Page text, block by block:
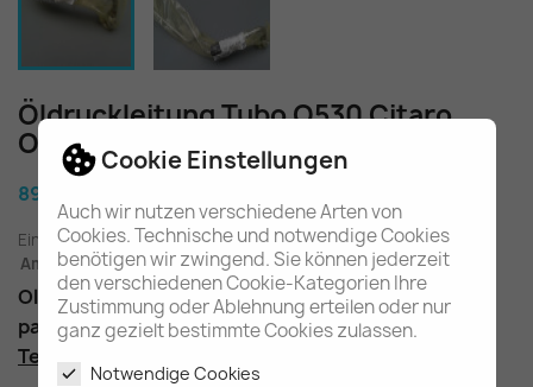
Cookie Einstellungen
Auch wir nutzen verschiedene Arten von
Cookies. Technische und notwendige Cookies
benötigen wir zwingend. Sie können jederzeit
den verschiedenen Cookie-Kategorien Ihre
Zustimmung oder Ablehnung erteilen oder nur
ganz gezielt bestimmte Cookies zulassen.
Notwendige Cookies
Öldruckleitung Tubo O530 Citaro
OM457 W628 A4571804120
89,20 €
Einschl. gesetzl. MwSt. zuzügl. Versandkosten
Am Lager - In 2-3 Tagen bei Ihnen (Inland)
Oldruckleitung Zulauf Turbolader
passend im OM457 O530 Citaro W628
Teilenummer